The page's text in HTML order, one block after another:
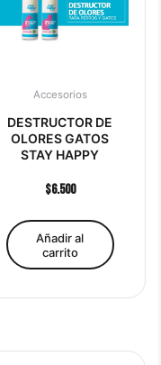
Accesorios
DESTRUCTOR DE
OLORES GATOS
STAY HAPPY
$6.500
Añadir al
carrito